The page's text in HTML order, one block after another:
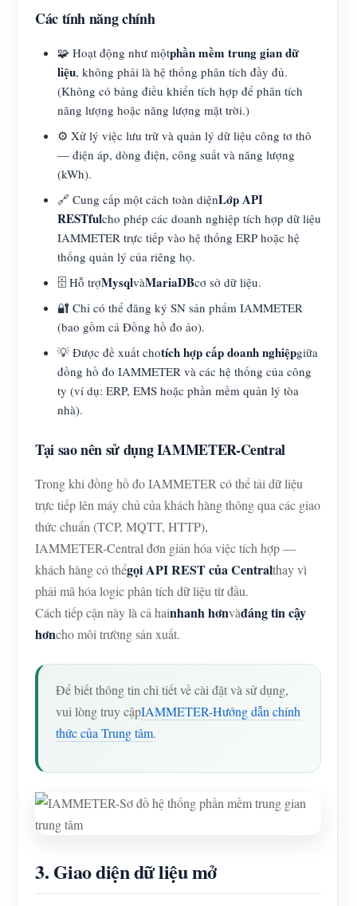
Các tính năng chính
🧩 Hoạt động như mộtphần mềm trung gian dữ
liệu, không phải là hệ thống phân tích đầy đủ.
(Không có bảng điều khiển tích hợp để phân tích
năng lượng hoặc năng lượng mặt trời.)
⚙️ Xử lý việc lưu trữ và quản lý dữ liệu công tơ thô
— điện áp, dòng điện, công suất và năng lượng
(kWh).
🔗 Cung cấp một cách toàn diệnLớp API
RESTfulcho phép các doanh nghiệp tích hợp dữ liệu
IAMMETER trực tiếp vào hệ thống ERP hoặc hệ
thống quản lý của riêng họ.
🗄️ Hỗ trợMysqlvàMariaDBcơ sở dữ liệu.
🔐 Chỉ có thể đăng ký SN sản phẩm IAMMETER
(bao gồm cả Đồng hồ đo ảo).
💡 Được đề xuất chotích hợp cấp doanh nghiệpgiữa
đồng hồ đo IAMMETER và các hệ thống của công
ty (ví dụ: ERP, EMS hoặc phần mềm quản lý tòa
nhà).
Tại sao nên sử dụng IAMMETER-Central
Trong khi đồng hồ đo IAMMETER có thể tải dữ liệu
trực tiếp lên máy chủ của khách hàng thông qua các giao
thức chuẩn (TCP, MQTT, HTTP),
IAMMETER-Central đơn giản hóa việc tích hợp —
khách hàng có thểgọi API REST của Centralthay vì
phải mã hóa logic phân tích dữ liệu từ đầu.
Cách tiếp cận này là cả hainhanh hơnvàđáng tin cậy
hơncho môi trường sản xuất.
Để biết thông tin chi tiết về cài đặt và sử dụng,
vui lòng truy cậpIAMMETER-Hướng dẫn chính
thức của Trung tâm.
3. Giao diện dữ liệu mở